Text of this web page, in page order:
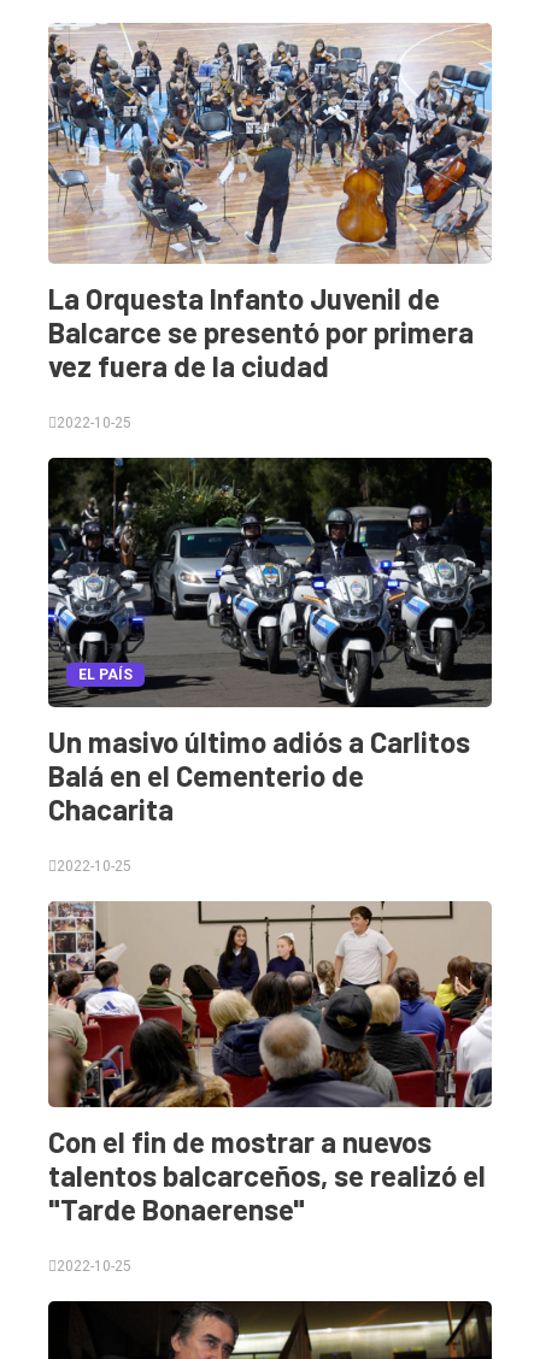
La Orquesta Infanto Juvenil de
Balcarce se presentó por primera
vez fuera de la ciudad
2022-10-25
EL PAÍS
Un masivo último adiós a Carlitos
Balá en el Cementerio de
Chacarita
2022-10-25
Con el fin de mostrar a nuevos
talentos balcarceños, se realizó el
"Tarde Bonaerense"
2022-10-25